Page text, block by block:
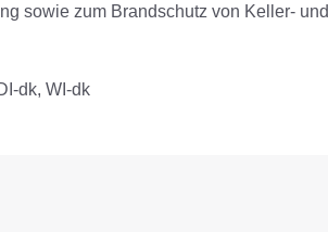
sowie zum Brandschutz von Keller- und
dk, WI-dk